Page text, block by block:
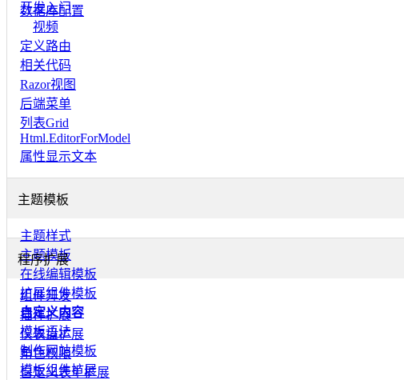
数据库配置
开发入门
视频
定义路由
相关代码
Razor视图
后端菜单
列表Grid
Html.EditorForModel
属性显示文本
主题模板
主题样式
主题模板
在线编辑模板
扩展组件模板
自定义内容
模板语法
制作网站模板
模板组件扩展
程序扩展
组件开发
插件扩展
仪表盘扩展
角色权限
自定义表单扩展